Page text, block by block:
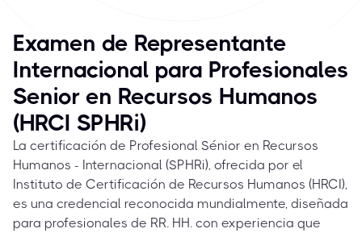
Examen de Representante
Internacional para Profesionales
Senior en Recursos Humanos
(HRCI SPHRi)
La certificación de Profesional Sénior en Recursos
Humanos - Internacional (SPHRi), ofrecida por el
Instituto de Certificación de Recursos Humanos (HRCI),
es una credencial reconocida mundialmente, diseñada
para profesionales de RR. HH. con experiencia que